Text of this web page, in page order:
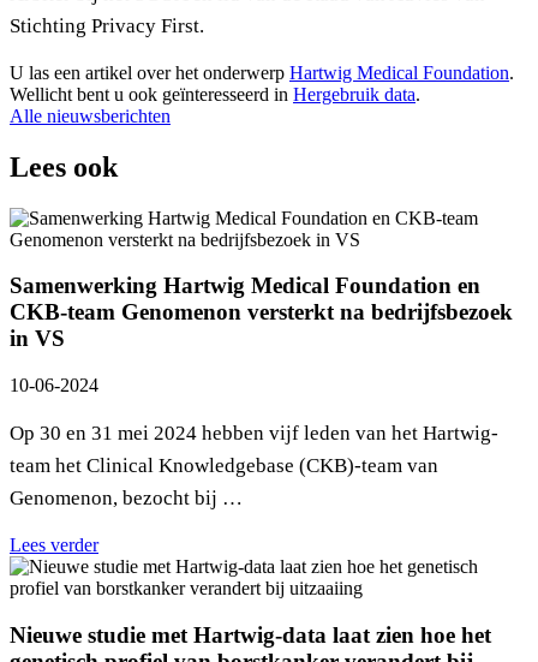
Stichting Privacy First.
U las een artikel over het onderwerp Hartwig Medical Foundation.
Wellicht bent u ook geïnteresseerd in Hergebruik data.
Alle nieuwsberichten
Lees ook
Samenwerking Hartwig Medical Foundation en
CKB-team Genomenon versterkt na bedrijfsbezoek
in VS
10-06-2024
Op 30 en 31 mei 2024 hebben vijf leden van het Hartwig-
team het Clinical Knowledgebase (CKB)-team van
Genomenon, bezocht bij …
Lees verder
Nieuwe studie met Hartwig-data laat zien hoe het